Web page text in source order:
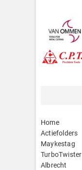
Home
Actiefolders
Maykestag
TurboTwister
Albrecht